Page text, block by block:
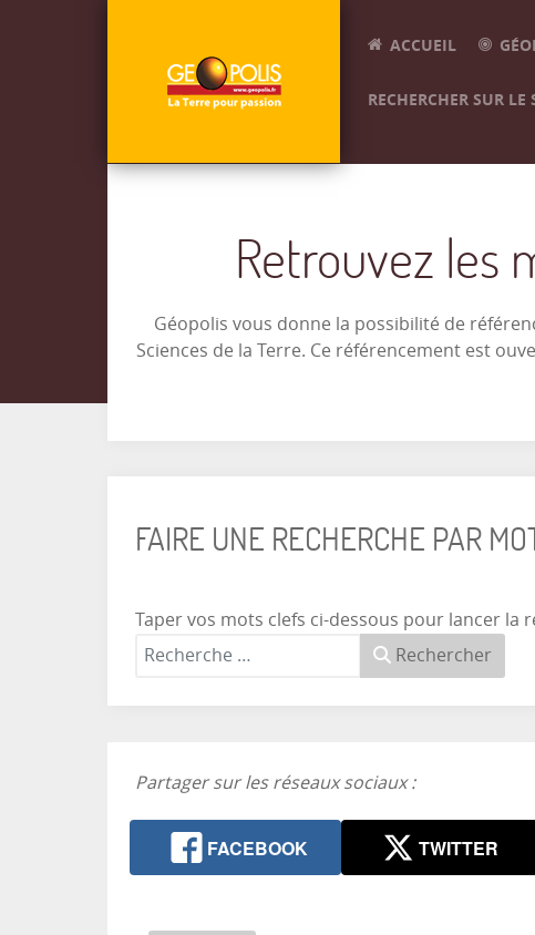
ACCUEIL
RECHERCHER SUR LE
Retrouvez les
Géopolis vous donne la possibilité de
Sciences de la Terre. Ce référencement est
FAIRE UNE RECHERCHE PAR
Taper vos mots clefs ci-dessous pour lancer la
Rechercher
Partager sur les réseaux sociaux :
FACEBOOK TWITTER